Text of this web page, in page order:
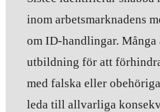
inom arbetsmarknadens
om ID-handlingar. Många
utbildning för att
med falska eller
leda till allvarliga